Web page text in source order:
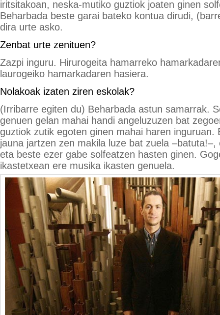
iritsitakoan, neska-mutiko guztiok joaten ginen
Beharbada beste garai bateko kontua dirudi,
dira urte asko.
Zenbat urte zenituen?
Zazpi inguru. Hirurogeita hamarreko
laurogeiko hamarkadaren hasiera.
Nolakoak izaten ziren eskolak?
(Irribarre egiten du) Beharbada astun samarrak.
genuen gelan mahai handi angeluzuzen bat
guztiok zutik egoten ginen mahai haren inguruan.
jauna jartzen zen makila luze bat zuela –batuta!–,
eta beste ezer gabe solfeatzen hasten ginen.
ikastetxean ere musika ikasten genuela.